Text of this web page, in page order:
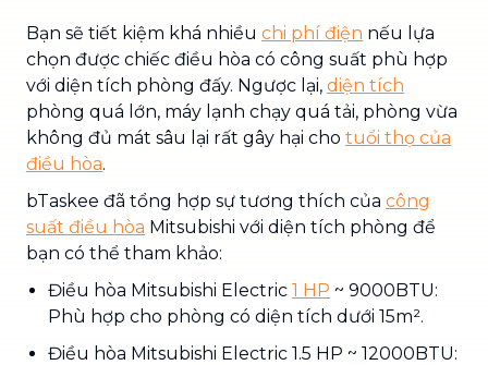
Bạn sẽ tiết kiệm khá nhiều chi phí điện nếu lựa
chọn được chiếc điều hòa có công suất phù hợp
với diện tích phòng đấy. Ngược lại, diện tích
phòng quá lớn, máy lạnh chạy quá tải, phòng vừa
không đủ mát sâu lại rất gây hại cho tuổi thọ của
điều hòa.
bTaskee đã tổng hợp sự tương thích của công
suất điều hòa Mitsubishi với diện tích phòng để
bạn có thể tham khảo:
Điều hòa Mitsubishi Electric 1 HP ~ 9000BTU:
Phù hợp cho phòng có diện tích dưới 15m².
Điều hòa Mitsubishi Electric 1.5 HP ~ 12000BTU: